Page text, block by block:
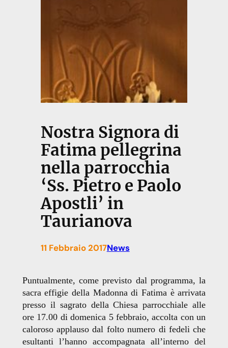
Nostra Signora di
Fatima pellegrina
nella parrocchia
‘Ss. Pietro e Paolo
Apostli’ in
Taurianova
11 Febbraio 2017News
Puntualmente, come previsto dal programma, la
sacra effigie della Madonna di Fatima è arrivata
presso il sagrato della Chiesa parrocchiale alle
ore 17.00 di domenica 5 febbraio, accolta con un
caloroso applauso dal folto numero di fedeli che
esultanti l’hanno accompagnata all’interno del